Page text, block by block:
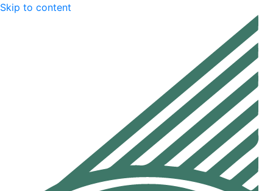
Skip to content